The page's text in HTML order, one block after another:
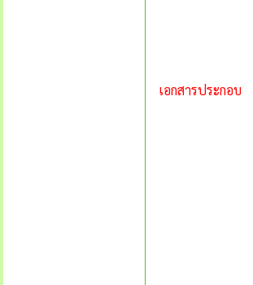
เอกสารประกอบ